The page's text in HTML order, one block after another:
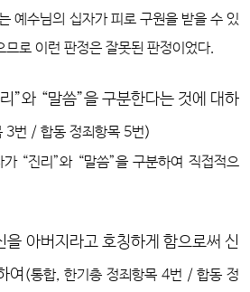
예수님의 십자가 피로 구원을 받을 수 있
므로 이런 판정은 잘못된 판정이었다.
”와 “말씀”을 구분한다는 것에 대하
3번 / 합동 정죄항목 5번)
“진리”와 “말씀”을 구분하여 직접적으
아버지라고 호칭하게 함으로써 신
여 (통합, 한기총 정죄항목 4번 / 합동 정